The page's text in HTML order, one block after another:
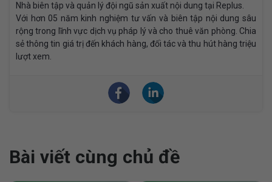
Nhà biên tập và quản lý đội ngũ sản xuất nội dung tại Replus.
Với hơn 05 năm kinh nghiệm tư vấn và biên tập nội dung sâu
rộng trong lĩnh vực dịch vụ pháp lý và cho thuê văn phòng. Chia
sẻ thông tin giá trị đến khách hàng, đối tác và thu hút hàng triệu
lượt xem.
Bài viết cùng chủ đề